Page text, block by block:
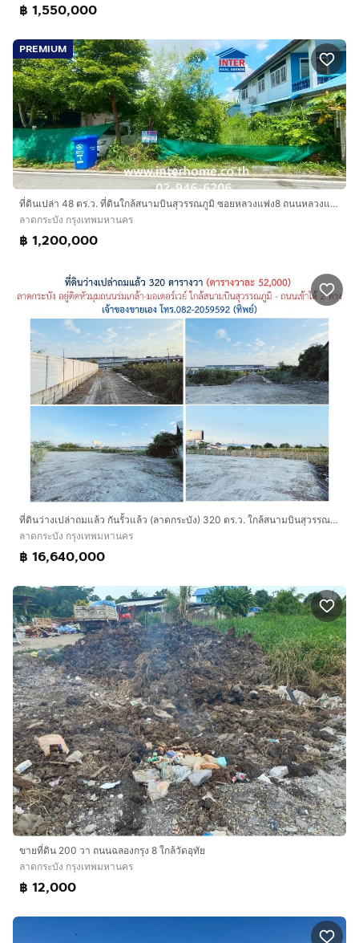
฿ 1,550,000
PREMIUM
ที่ดินเปล่า 48 ตร.ว. ที่ดินใกล้สนามบินสุวรรณภูมิ ซอยหลวงแพ่ง8 ถนนหลวงแพ่ง ถนนวัดศรีวารีน้อย เขตลาดกระบัง กรุงเทพมหานคร
ลาดกระบัง กรุงเทพมหานคร
฿ 1,200,000
ที่ดินว่างเปล่าถมแล้ว กันรั้วแล้ว (ลาดกระบัง) 320 ตร.ว. ใกล้สนามบินสุวรรณภูมิ
ลาดกระบัง กรุงเทพมหานคร
฿ 16,640,000
ขายที่ดิน 200 วา ถนนฉลองกรุง 8 ใกล้วัดอุทัย
ลาดกระบัง กรุงเทพมหานคร
฿ 12,000